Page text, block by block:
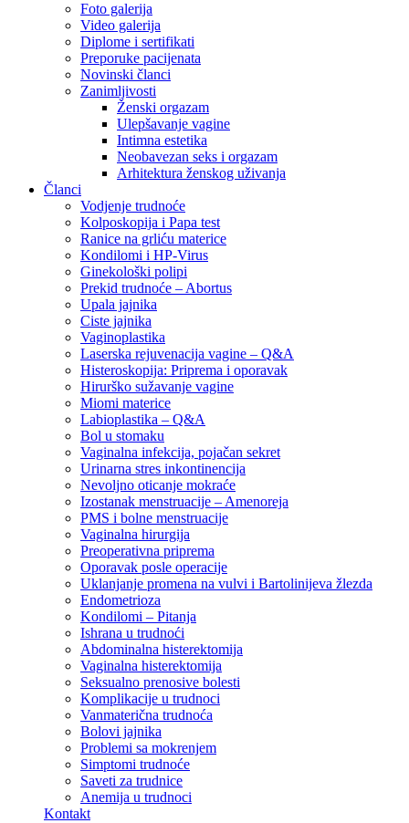
Foto galerija
Video galerija
Diplome i sertifikati
Preporuke pacijenata
Novinski članci
Zanimljivosti
Ženski orgazam
Ulepšavanje vagine
Intimna estetika
Neobavezan seks i orgazam
Arhitektura ženskog uživanja
Članci
Vodjenje trudnoće
Kolposkopija i Papa test
Ranice na grliću materice
Kondilomi i HP-Virus
Ginekološki polipi
Prekid trudnoće – Abortus
Upala jajnika
Ciste jajnika
Vaginoplastika
Laserska rejuvenacija vagine – Q&A
Histeroskopija: Priprema i oporavak
Hirurško sužavanje vagine
Miomi materice
Labioplastika – Q&A
Bol u stomaku
Vaginalna infekcija, pojačan sekret
Urinarna stres inkontinencija
Nevoljno oticanje mokraće
Izostanak menstruacije – Amenoreja
PMS i bolne menstruacije
Vaginalna hirurgija
Preoperativna priprema
Oporavak posle operacije
Uklanjanje promena na vulvi i Bartolinijeva žlezda
Endometrioza
Kondilomi – Pitanja
Ishrana u trudnoći
Abdominalna histerektomija
Vaginalna histerektomija
Seksualno prenosive bolesti
Komplikacije u trudnoci
Vanmaterična trudnoća
Bolovi jajnika
Problemi sa mokrenjem
Simptomi trudnoće
Saveti za trudnice
Anemija u trudnoci
Kontakt